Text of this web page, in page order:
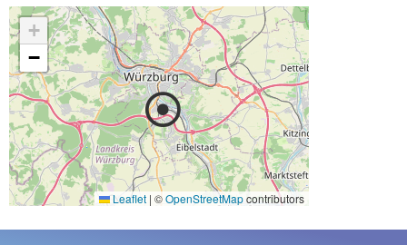
+
−
Leaflet | ©OpenStreetMapcontributors